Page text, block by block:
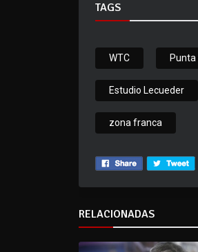
TAGS
WTC Punta
Estudio Lecueder
zona franca
RELACIONADAS